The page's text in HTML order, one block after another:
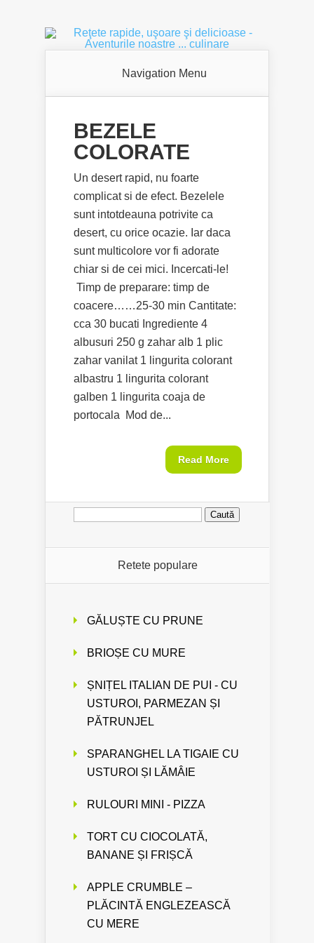
Navigation Menu
BEZELE
COLORATE
Un desert rapid, nu foarte
complicat si de efect. Bezelele
sunt intotdeauna potrivite ca
desert, cu orice ocazie. Iar daca
sunt multicolore vor fi adorate
chiar si de cei mici. Incercati-le!
Timp de preparare: timp de
coacere……25-30 min Cantitate:
cca 30 bucati Ingrediente 4
albusuri 250 g zahar alb 1 plic
zahar vanilat 1 lingurita colorant
albastru 1 lingurita colorant
galben 1 lingurita coaja de
portocala Mod de...
Read More
Caută
Retete populare
GĂLUȘTE CU PRUNE
BRIOȘE CU MURE
ȘNIȚEL ITALIAN DE PUI - CU
USTUROI, PARMEZAN ȘI
PĂTRUNJEL
SPARANGHEL LA TIGAIE CU
USTUROI ȘI LĂMÂIE
RULOURI MINI - PIZZA
TORT CU CIOCOLATĂ,
BANANE ȘI FRIȘCĂ
APPLE CRUMBLE –
PLĂCINTĂ ENGLEZEASCĂ
CU MERE